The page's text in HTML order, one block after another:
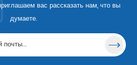
вас рассказать нам, что вы
думаете.